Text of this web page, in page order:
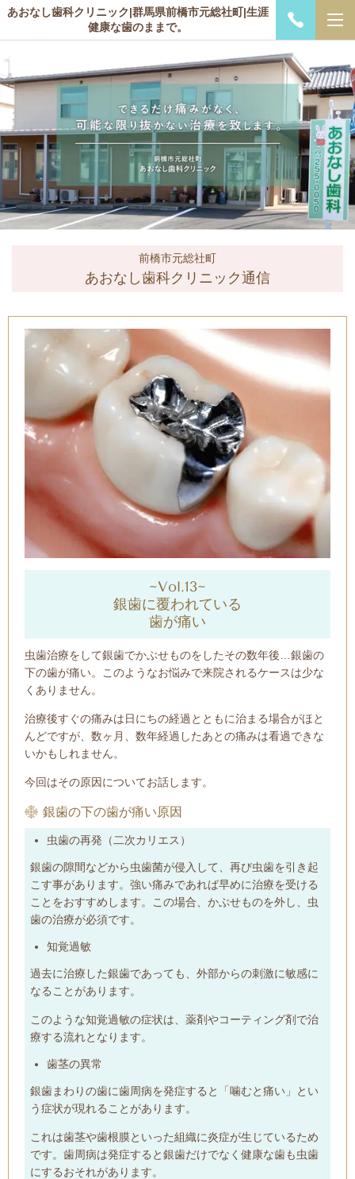
あおなし歯科クリニック|群馬県前橋市元総社町|生涯
健康な歯のままで。
前橋市元総社町
あおなし歯科クリニック通信
~Vol.13~
銀歯に覆われている
歯が痛い
虫歯治療をして銀歯でかぶせものをしたその数年後…銀歯の
下の歯が痛い。このようなお悩みで来院されるケースは少な
くありません。
治療後すぐの痛みは日にちの経過とともに治まる場合がほと
んどですが、数ヶ月、数年経過したあとの痛みは看過できな
いかもしれません。
今回はその原因についてお話します。
銀歯の下の歯が痛い原因
虫歯の再発（二次カリエス）
銀歯の隙間などから虫歯菌が侵入して、再び虫歯を引き起
こす事があります。強い痛みであれば早めに治療を受ける
ことをおすすめします。この場合、かぶせものを外し、虫
歯の治療が必須です。
知覚過敏
過去に治療した銀歯であっても、外部からの刺激に敏感に
なることがあります。
このような知覚過敏の症状は、薬剤やコーティング剤で治
療する流れとなります。
歯茎の異常
銀歯まわりの歯に歯周病を発症すると「噛むと痛い」とい
う症状が現れることがあります。
これは歯茎や歯根膜といった組織に炎症が生じているため
です。歯周病は発症すると銀歯だけでなく健康な歯も虫歯
にするおそれがあります。